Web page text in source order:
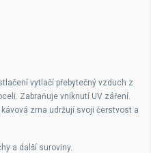
vytlačí přebytečný vzduch z
Zabraňuje vniknutí UV záření.
zrna udržují svoji čerstvost a
a další suroviny.